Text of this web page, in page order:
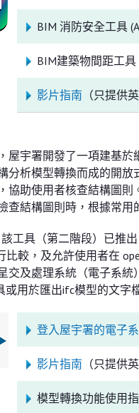
BIM 消防安全工具
BIM建築物間距工具
影片指南 （只提供
屋宇署開發了一項建基
分析模型轉換而成的開
協助使用者核查結構圖
查結構圖則時，根據常用
工具（第二階段）已推
比較，及允許使用者在
交及處理系統（電子系
或用於匯出ifc模型的文字
登入屋宇署的電子
影片指南 （只提供
模型轉換功能使用